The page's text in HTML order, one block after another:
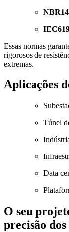
Essas normas
rigorosos de
extremas.
Aplicações
Túnel
Data
O seu
precisão